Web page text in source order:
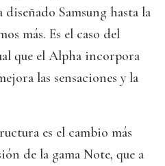
Samsung hasta la
más. Es el caso del
que el Alpha incorpora
las sensaciones y la
es el cambio más
de la gama Note, que a